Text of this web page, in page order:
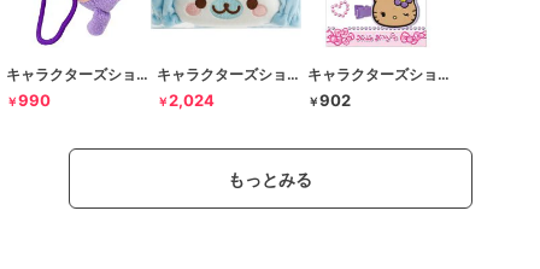
キャラクターズショップ ラフラフ
￥990
キャラクターズショップ ラフラフ
￥2,024
キャラクターズショップ ラフラフ
￥902
もっとみる